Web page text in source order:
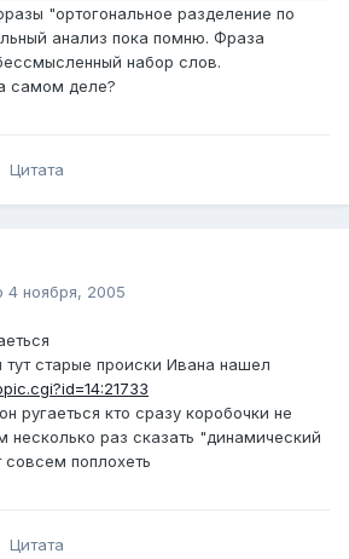
"ортогональное разделение по
анализ пока помню. Фраза
набор слов.
самом деле?
Цитата
4 ноября, 2005
старые происки Ивана нашел
ругаеться кто сразу коробочки не
несколько раз сказать "динамический
поплохеть
Цитата